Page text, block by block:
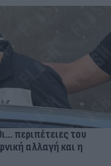
περιπέτειες του
αλλαγή και η